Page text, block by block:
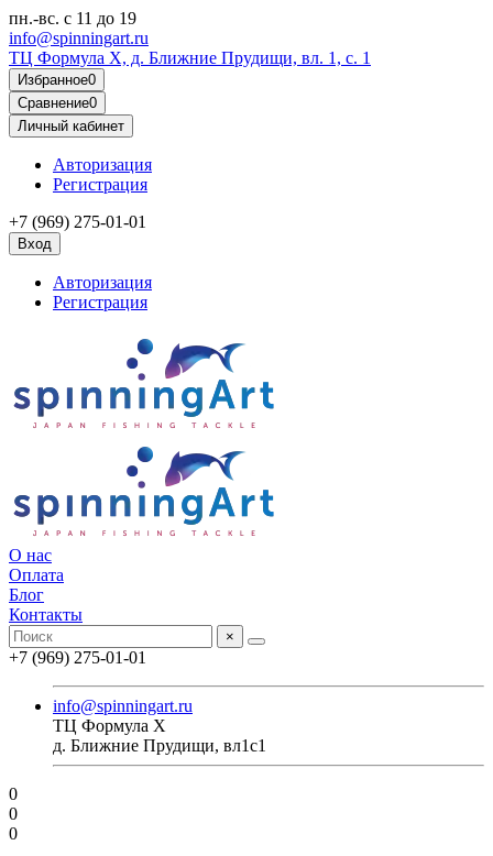
пн.-вс. с 11 до 19
info@spinningart.ru
ТЦ Формула X, д. Ближние Прудищи, вл. 1, с. 1
Избранное0
Сравнение0
Личный кабинет
Авторизация
Регистрация
+7 (969) 275-01-01
Вход
Авторизация
Регистрация
О нас
Оплата
Блог
Контакты
×
+7 (969) 275-01-01
info@spinningart.ru
ТЦ Формула X
д. Ближние Прудищи, вл1с1
0
0
0